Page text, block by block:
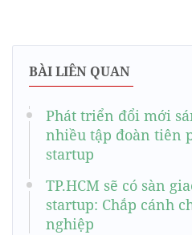
BÀI LIÊN QUAN
Phát triển đổi mới
nhiều tập đoàn tiên
startup
TP.HCM sẽ có sàn
startup: Chắp cánh
nghiệp